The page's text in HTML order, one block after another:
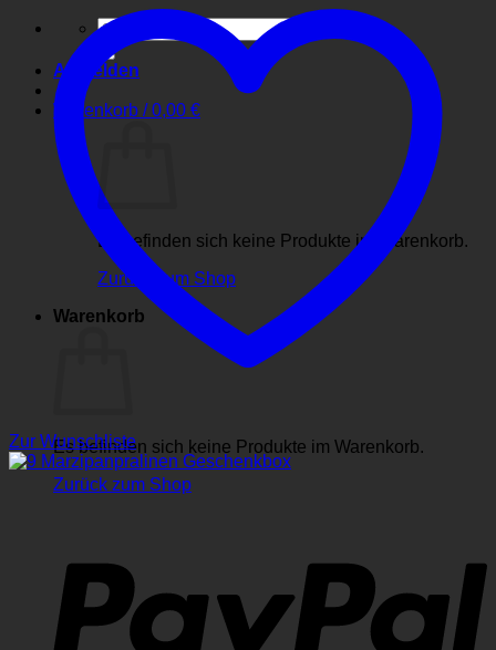
Suchen
nach:
Anmelden
Warenkorb /0,00 €
Es befinden sich keine Produkte im Warenkorb.
Zurück zum Shop
Warenkorb
Es befinden sich keine Produkte im Warenkorb.
Zurück zum Shop
Zur Wunschliste